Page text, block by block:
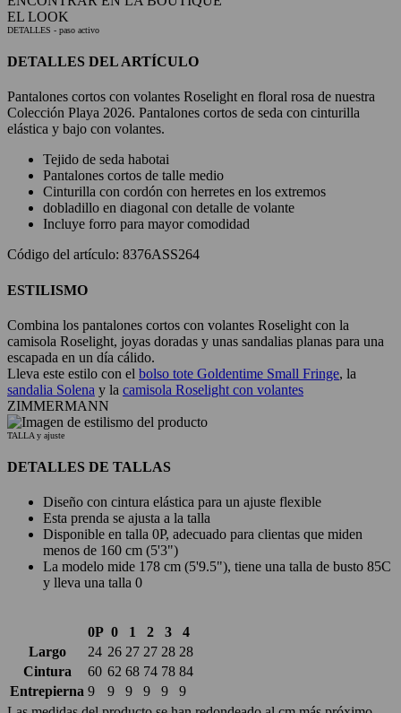
EL LOOK
DETALLES - paso activo
DETALLES DEL ARTÍCULO
Pantalones cortos con volantes Roselight en floral rosa de nuestra
Colección Playa 2026. Pantalones cortos de seda con cinturilla
elástica y bajo con volantes.
Tejido de seda habotai
Pantalones cortos de talle medio
Cinturilla con cordón con herretes en los extremos
dobladillo en diagonal con detalle de volante
Incluye forro para mayor comodidad
Código del artículo: 8376ASS264
ESTILISMO
Combina los pantalones cortos con volantes Roselight con la
camisola Roselight, joyas doradas y unas sandalias planas para una
escapada en un día cálido.
Lleva este estilo con el bolso tote Goldentime Small Fringe, la
sandalia Solena y la camisola Roselight con volantes
ZIMMERMANN
TALLA y ajuste
DETALLES DE TALLAS
Diseño con cintura elástica para un ajuste flexible
Esta prenda se ajusta a la talla
Disponible en talla 0P, adecuado para clientas que miden
menos de 160 cm (5'3")
La modelo mide 178 cm (5'9.5"), tiene una talla de busto 85C
y lleva una talla 0
0P 0 1 2 3
4
Largo
24 26 27 27 28 28
Cintura
60 62 68 74 78 84
Entrepierna 9 9 9 9 9
9